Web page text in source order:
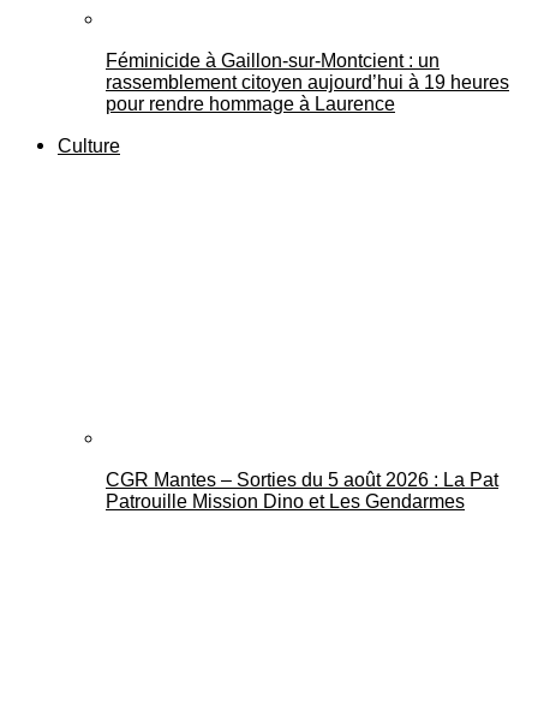
Féminicide à Gaillon‑sur‑Montcient : un
rassemblement citoyen aujourd’hui à 19 heures
pour rendre hommage à Laurence
Culture
CGR Mantes – Sorties du 5 août 2026 : La Pat
Patrouille Mission Dino et Les Gendarmes